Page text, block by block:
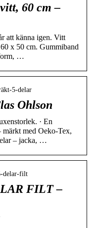
60 cm –
att känna igen. Vitt
x 50 cm. Gummiband
…
5-delar
Ohlson
· En
med Oeko-Tex,
– jacka, …
delar-filt
FILT –